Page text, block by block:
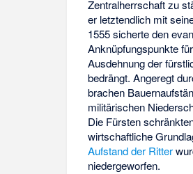
Zentralherrschaft zu
er letztendlich mit
1555 sicherte den
Anknüpfungspunkte
Ausdehnung der
bedrängt. Angeregt
brachen
militärischen
Die Fürsten
wirtschaftliche
Aufstand der Ritter
niedergeworfen.